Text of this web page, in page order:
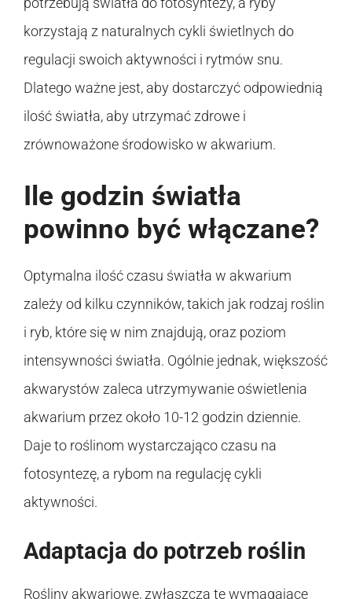
korzystają z naturalnych cykli świetlnych do
regulacji swoich aktywności i rytmów snu.
Dlatego ważne jest, aby dostarczyć odpowiednią
ilość światła, aby utrzymać zdrowe i
zrównoważone środowisko w akwarium.
Ile godzin światła
powinno być włączane?
Optymalna ilość czasu światła w akwarium
zależy od kilku czynników, takich jak rodzaj roślin
i ryb, które się w nim znajdują, oraz poziom
intensywności światła. Ogólnie jednak, większość
akwarystów zaleca utrzymywanie oświetlenia
akwarium przez około 10-12 godzin dziennie.
Daje to roślinom wystarczająco czasu na
fotosyntezę, a rybom na regulację cykli
aktywności.
Adaptacja do potrzeb roślin
Rośliny akwariowe, zwłaszcza te wymagające